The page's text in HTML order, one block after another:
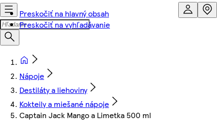
Preskočiť na hlavný obsah
Preskočiť na vyhľadávanie
Nápoje
Destiláty a liehoviny
Kokteily a miešané nápoje
Captain Jack Mango a Limetka 500 ml